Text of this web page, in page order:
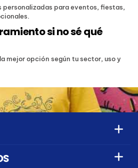
personalizadas para eventos, fiestas,
si no sé qué
mejor opción según tu sector, uso y